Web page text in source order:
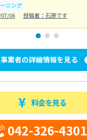
ニング
06
投稿者：石原です
事業者の詳細情報を見る
料金を見る
042-326-4301